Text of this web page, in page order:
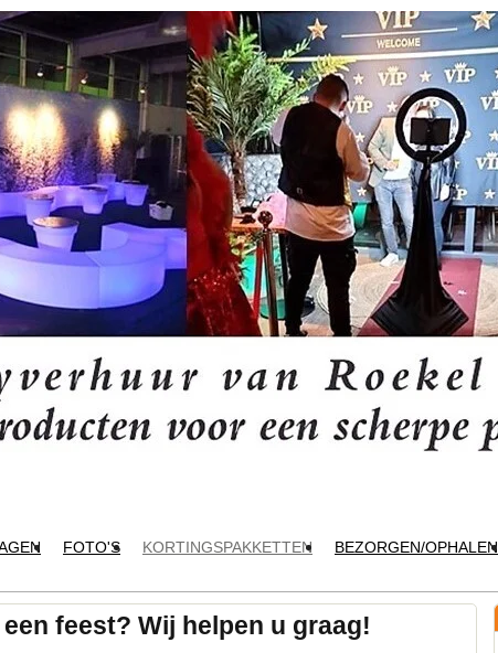
FOTO'S KORTINGSPAKKETTEN BEZORGEN/OPHALEN
feest? Wij helpen u graag!